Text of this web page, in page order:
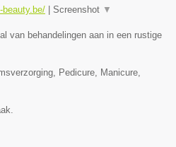
| Screenshot ▼
van behandelingen aan in een rustige
Pedicure, Manicure,